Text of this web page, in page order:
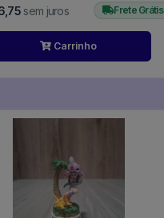
sem juros Frete Grátis
Carrinho